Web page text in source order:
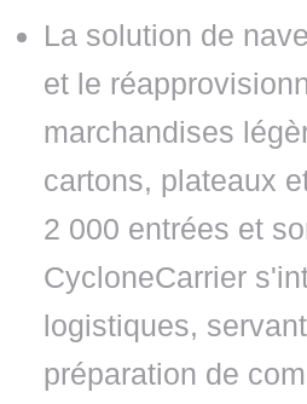
La solution de
et le
marchandises
cartons, plateaux
2 000 entrées et
CycloneCarrier
logistiques,
préparation de